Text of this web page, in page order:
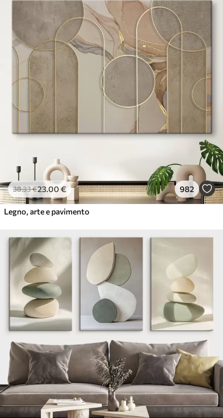
38.33€23.00 € 982
Legno, arte e pavimento